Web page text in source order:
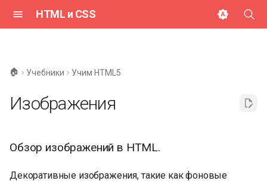
HTML и CSS
а
🏠 Учебники Учим HTML5
Изображения
Обзор изображений в HTML.
Декоративные изображения, такие как фоновые